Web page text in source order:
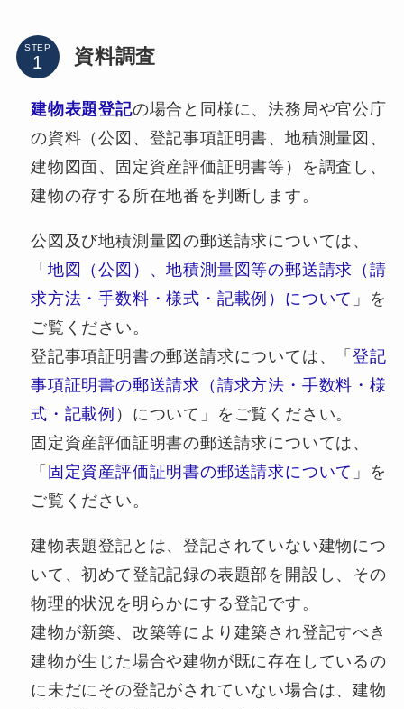
STEP 資料調査
建物表題登記の場合と同様に、法務局や官公庁
の資料（公図、登記事項証明書、地積測量図、
建物図面、固定資産評価証明書等）を調査し、
建物の存する所在地番を判断します。
公図及び地積測量図の郵送請求については、
「 地図（公図）、地積測量図等の郵送請求（請
求方法・手数料・様式・記載例）について 」を
ご覧ください。
登記事項証明書の郵送請求については、「登記
事項証明書の郵送請求（請求方法・手数料・様
式・記載例 ）について」をご覧ください。
固定資産評価証明書の郵送請求については、
「 固定資産評価証明書の郵送請求について 」を
ご覧ください。
建物表題登記とは、登記されていない建物につ
いて、初めて登記記録の表題部を開設し、その
物理的状況を明らかにする登記です。
建物が新築、改築等により建築され登記すべき
建物が生じた場合や建物が既に存在しているの
に未だにその登記がされていない場合は、建物